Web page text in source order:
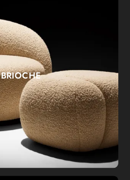
BRIOCHE